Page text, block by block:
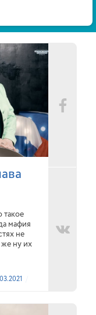
такое
мафия
не
же ну их